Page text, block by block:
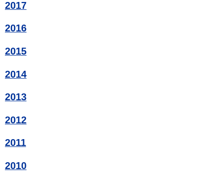
2017
2016
2015
2014
2013
2012
2011
2010